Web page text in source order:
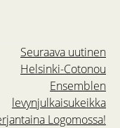
Seuraava uutinen
Helsinki-Cotonou
Ensemblen
levynjulkaisukeikka
Logomossa!